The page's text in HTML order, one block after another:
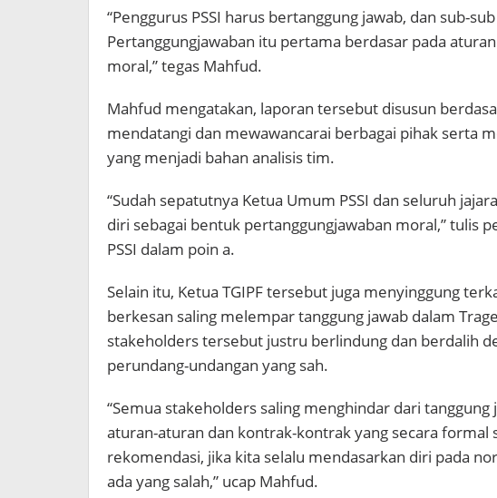
“Penggurus PSSI harus bertanggung jawab, dan sub-
Pertanggungjawaban itu pertama berdasar pada
moral,” tegas Mahfud.
Mahfud mengatakan, laporan tersebut disusun
mendatangi dan mewawancarai berbagai pihak serta
yang menjadi bahan analisis tim.
“Sudah sepatutnya Ketua Umum PSSI dan seluruh
diri sebagai bentuk pertanggungjawaban moral,” tulis
PSSI dalam poin a.
Selain itu, Ketua TGIPF tersebut juga menyinggung
berkesan saling melempar tanggung jawab dalam
stakeholders tersebut justru berlindung dan berdalih
perundang-undangan yang sah.
“Semua stakeholders saling menghindar dari
aturan-aturan dan kontrak-kontrak yang secara formal
rekomendasi, jika kita selalu mendasarkan diri pada
ada yang salah,” ucap Mahfud.